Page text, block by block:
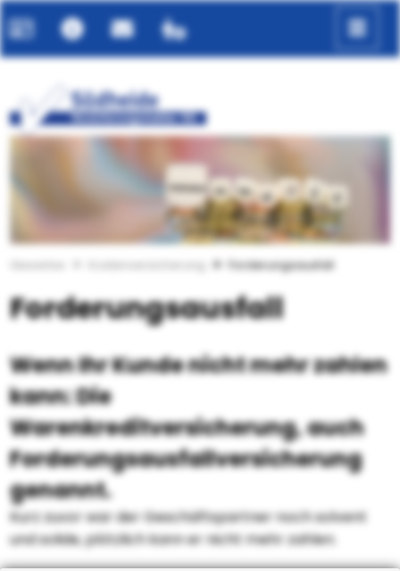
Forderungsausfall
Forderungsausfall
Wenn Ihr Kunde nicht mehr zahlen
kann: Die
Warenkreditversicherung, auch
Forderungsausfallversicherung
genannt.
Kurz zuvor war der Geschäftspartner noch solvent
und solide, plötzlich kann er nicht mehr zahlen.